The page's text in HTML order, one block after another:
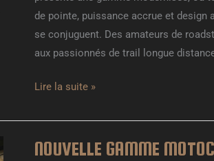
de pointe, puissance accrue et design
se conjuguent. Des amateurs de
aux passionnés de trail longue
Lire la suite »
NOUVELLE GAMME
NOUVELLE